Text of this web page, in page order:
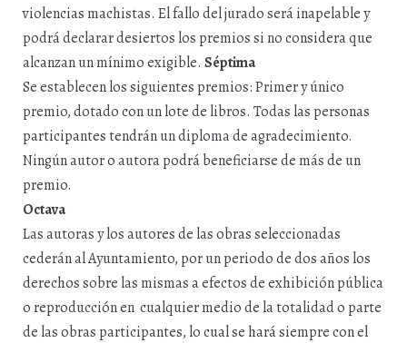
violencias machistas. El fallo del jurado será inapelable y
podrá declarar desiertos los premios si no considera que
alcanzan un mínimo exigible. Séptima
Se establecen los siguientes premios: Primer y único
premio, dotado con un lote de libros. Todas las personas
participantes tendrán un diploma de agradecimiento.
Ningún autor o autora podrá beneficiarse de más de un
premio.
Octava
Las autoras y los autores de las obras seleccionadas
cederán al Ayuntamiento, por un periodo de dos años los
derechos sobre las mismas a efectos de exhibición pública
o reproducción en cualquier medio de la totalidad o parte
de las obras participantes, lo cual se hará siempre con el